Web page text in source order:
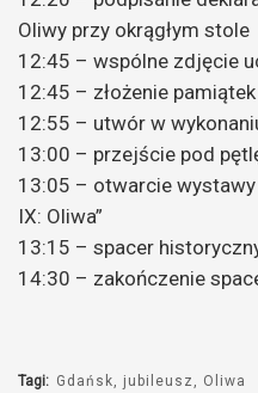
Oliwy przy okrągłym stole
12:45 – wspólne zdjęcie
12:45 – złożenie
12:55 – utwór w
13:00 – przejście pod
13:05 – otwarcie
IX: Oliwa”
13:15 – spacer
14:30 – zakończenie
Tagi: Gdańsk jubileusz Oliwa